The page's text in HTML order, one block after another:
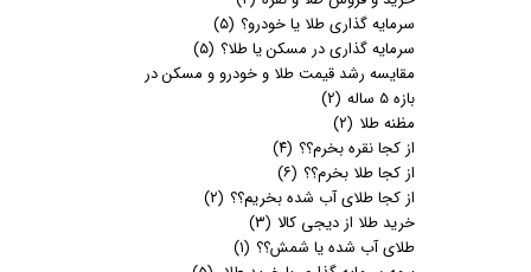
سرمایه گذاری طلا یا خودرو؟ (۵)
سرمایه گذاری در مسکن یا طلا؟ (۵)
مقایسه رشد قیمت طلا و خودرو و مسکن در
بازه 5 ساله
(۲)
مظنه طلا (۲)
از کجا نقره بخرم؟؟ (۴)
از کجا طلا بخرم؟؟ (۶)
از کجا طلای آب شده بخریم؟؟ (۲)
خرید طلا از دیجی کالا (۳)
طلای آب شده یا شمش؟؟ (۱)